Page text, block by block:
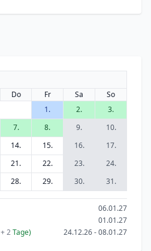
Do Fr Sa
So
1.
2.
3.
7. 8. 9.
10.
14. 15. 16.
17.
21. 22. 23.
24.
28. 29. 30. 31.
06.01.27
01.01.27
+ 2Tage) 24.12.26 - 08.01.27